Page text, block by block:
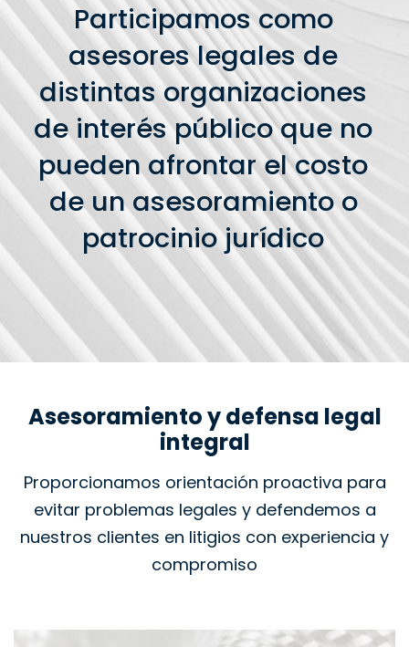
Participamos como
asesores legales de
distintas organizaciones
de interés público que no
pueden afrontar el costo
de un asesoramiento o
patrocinio jurídico
Asesoramiento y defensa legal
integral
Proporcionamos orientación proactiva para
evitar problemas legales y defendemos a
nuestros clientes en litigios con experiencia y
compromiso